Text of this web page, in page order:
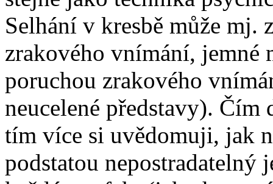
Selhání v kresbě může mj.
zrakového vnímání, jemné
poruchou zrakového
neucelené představy). Čím
tím více si uvědomuji, jak
podstatou nepostradatelný